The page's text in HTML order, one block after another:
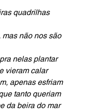
quadrilhas
mas não nos são
nelas plantar
vieram calar
apenas esfriam
tanto queriam
da beira do mar